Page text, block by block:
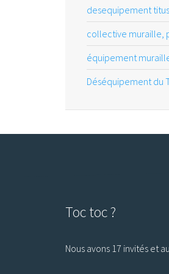
desequipement titus
collective muraille,
équipement
Déséquipement du
Toc toc ?
Nous avons 17 invités et